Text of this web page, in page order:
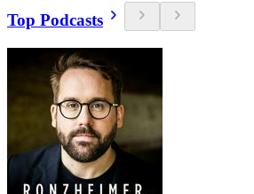
Top Podcasts